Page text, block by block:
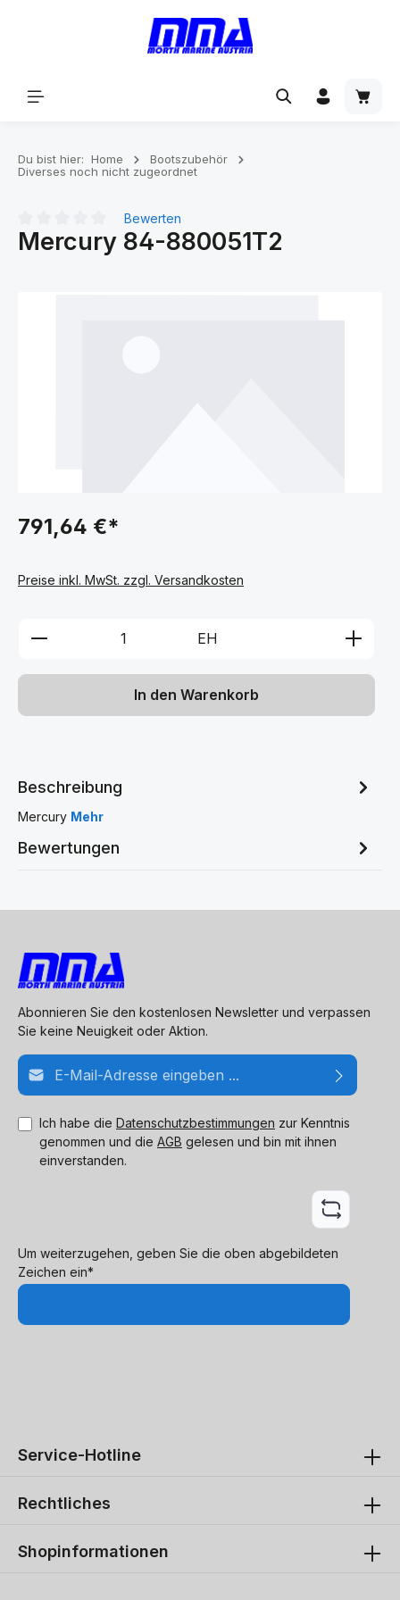
Du bist hier: Home
Bootszubehör
Diverses noch nicht zugeordnet
Durchschnittliche Bewertung von 0 von 5 Sternen
Bewerten
Mercury 84-880051T2
791,64 €*
Preise inkl. MwSt. zzgl. Versandkosten
Produkt Anzahl: Gib den
EH
In den Warenkorb
Beschreibung
Mercury Mehr
Bewertungen
Abonnieren Sie den kostenlosen Newsletter und verpassen
Sie keine Neuigkeit oder Aktion.
E-Mail-Adresse*
Ich habe die Datenschutzbestimmungen zur Kenntnis
genommen und die AGB gelesen und bin mit ihnen
einverstanden.
Um weiterzugehen, geben Sie die oben abgebildeten
Zeichen ein*
Service-Hotline
Rechtliches
Shopinformationen